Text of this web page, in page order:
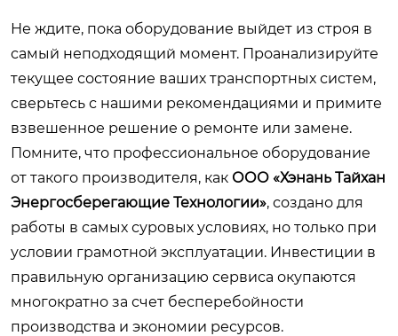
Не ждите, пока оборудование выйдет из строя в
самый неподходящий момент. Проанализируйте
текущее состояние ваших транспортных систем,
сверьтесь с нашими рекомендациями и примите
взвешенное решение о ремонте или замене.
Помните, что профессиональное оборудование
от такого производителя, как ООО «Хэнань Тайхан
Энергосберегающие Технологии», создано для
работы в самых суровых условиях, но только при
условии грамотной эксплуатации. Инвестиции в
правильную организацию сервиса окупаются
многократно за счет бесперебойности
производства и экономии ресурсов.